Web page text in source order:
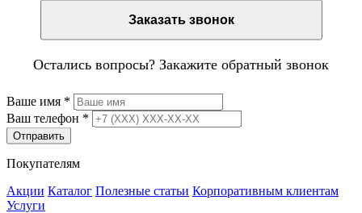
Заказать звонок
Остались вопросы? Закажите обратный звонок
Ваше имя *
Ваш телефон *
Отправить
Покупателям
Акции Каталог Полезные статьи Корпоративным клиентам
Услуги